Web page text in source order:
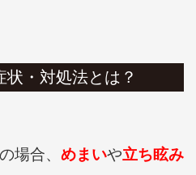
状・対処法とは？
場合、 めまいや立ち眩み